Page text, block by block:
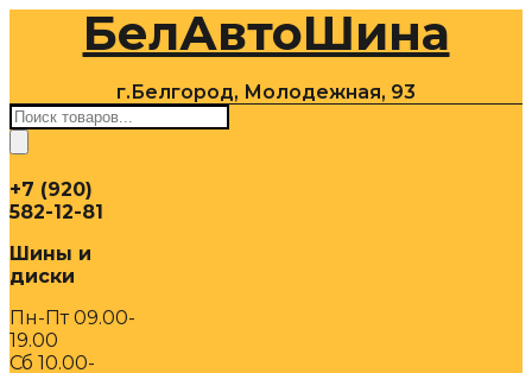
содержимомуБелАвтоШина
г.Белгород, Молодежная, 93
Поиск
товаров
+7 (920)
582-12-81
Шины и
диски
Пн-Пт 09.00-
19.00
Сб 10.00-